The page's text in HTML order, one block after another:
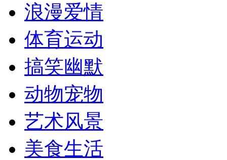
浪漫爱情
体育运动
搞笑幽默
动物宠物
艺术风景
美食生活